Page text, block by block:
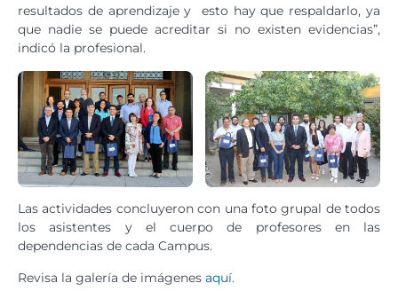
resultados de aprendizaje y esto hay que respaldarlo, ya
que nadie se puede acreditar si no existen evidencias”,
indicó la profesional.
Las actividades concluyeron con una foto grupal de todos
los asistentes y el cuerpo de profesores en las
dependencias de cada Campus.
Revisa la galería de imágenes aquí.